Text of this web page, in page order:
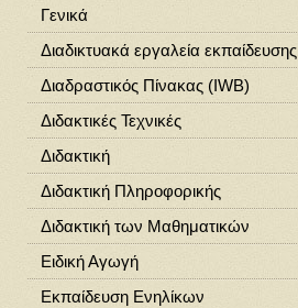
Γενικά
Διαδικτυακά εργαλεία εκπαίδευσης
Διαδραστικός Πίνακας (IWB)
Διδακτικές Τεχνικές
Διδακτική
Διδακτική Πληροφορικής
Διδακτική των Μαθηματικών
Ειδική Αγωγή
Εκπαίδευση Ενηλίκων